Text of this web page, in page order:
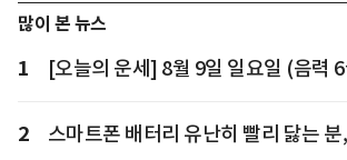
많이 본 뉴스
1 [오늘의 운세] 8월 9일 일요일 (음력
2 스마트폰 배터리 유난히 빨리 닳는